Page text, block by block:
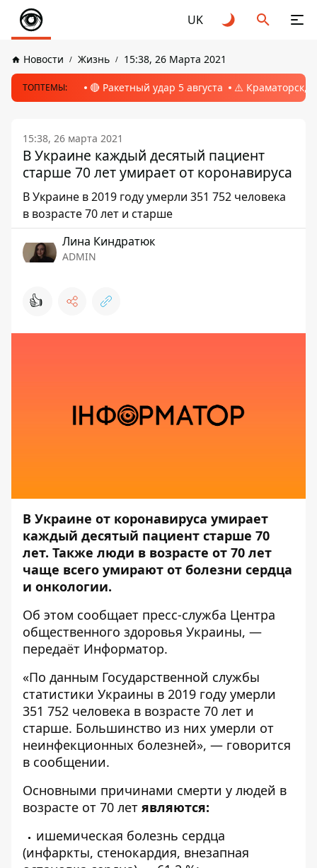
UK
Новости Жизнь 15:38, 26 Марта 2021
ТОПТЕМЫ: 🔴 Ракетный удар 5 августа ⚠️ Краматорск,
15:38, 26 марта 2021
В Украине каждый десятый пациент
старше 70 лет умирает от коронавируса
В Украине в 2019 году умерли 351 752 человека
в возрасте 70 лет и старше
Лина Киндратюк
ADMIN
👍
В Украине от коронавируса умирает
каждый десятый пациент старше 70
лет. Также люди в возрасте от 70 лет
чаще всего умирают от болезни сердца
и онкологии.
Об этом сообщает пресс-служба Центра
общественного здоровья Украины, —
передаёт Информатор.
«По данным Государственной службы
статистики Украины в 2019 году умерли
351 752 человека в возрасте 70 лет и
старше. Большинство из них умерли от
неинфекционных болезней», — говорится
в сообщении.
Основными причинами смерти у людей в
возрасте от 70 лет являются:
ишемическая болезнь сердца
(инфаркты, стенокардия, внезапная